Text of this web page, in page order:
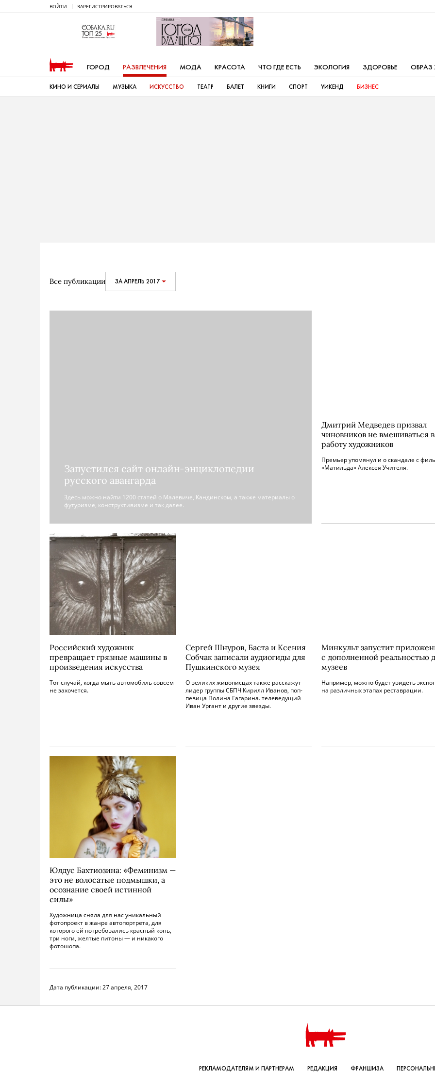
ВОЙТИ ЗАРЕГИСТРИРОВАТЬСЯ
ГОРОД РАЗВЛЕЧЕНИЯ МОДА КРАСОТА ЧТО ГДЕ ЕСТЬ ЭКОЛОГИЯ ЗДОРОВЬЕ
КИНО И СЕРИАЛЫ МУЗЫКА ИСКУССТВО ТЕАТР БАЛЕТ КНИГИ СПОРТ УИКЕНД БИЗНЕС
Все публикации ЗА АПРЕЛЬ 2017
Запустился сайт онлайн-энциклопедии
русского авангарда
Здесь можно найти 1200 статей о Малевиче, Кандинском, а также материалы о
футуризме, конструктивизме и так далее.
Дмитрий Медведев призвал
чиновников не вмешиваться в
работу художников
Премьер упомянул и о скандале с
«Матильда» Алексея Учителя.
Российский художник
превращает грязные машины в
произведения искусства
Тот случай, когда мыть автомобиль совсем
не захочется.
Сергей Шнуров, Баста и Ксения
Собчак записали аудиогиды для
Пушкинского музея
О великих живописцах также расскажут
лидер группы СБПЧ Кирилл Иванов, поп-
певица Полина Гагарина. телеведущий
Иван Ургант и другие звезды.
Минкульт запустит
с дополненной реальностью
музеев
Например, можно будет увидеть
на различных этапах реставрации.
Юлдус Бахтиозина: «Феминизм —
это не волосатые подмышки, а
осознание своей истинной
силы»
Художница сняла для нас уникальный
фотопроект в жанре автопортрета, для
которого ей потребовались красный конь,
три ноги, желтые питоны — и никакого
фотошопа.
Дата публикации:27 апреля, 2017
РЕКЛАМОДАТЕЛЯМ И ПАРТНЕРАМ РЕДАКЦИЯ ФРАНШИЗА